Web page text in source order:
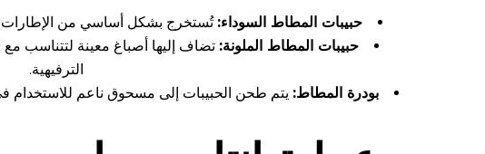
حبيبات المطاط السوداء: تُستخرج بشكل أساسي من الإطارات
حبيبات المطاط الملونة: تضاف إليها أصباغ معينة لتتناسب
الترفيهية.
بودرة المطاط: يتم طحن الحبيبات إلى مسحوق ناعم للاستخدام